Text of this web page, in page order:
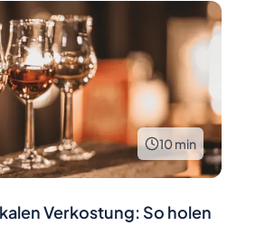
10min
Verkostung: So holen